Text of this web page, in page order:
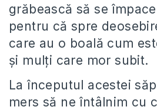
grăbească să se
pentru că spre
care au o boală cum
și mulți care mor subit.
La începutul acestei
mers să ne întâlnim cu